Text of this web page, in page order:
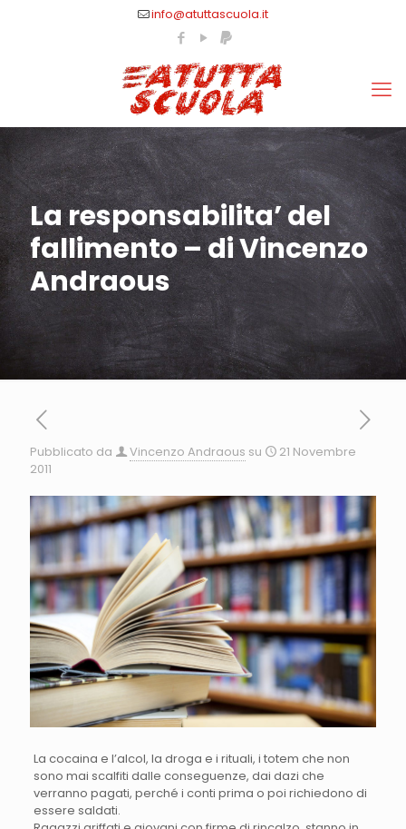
info@atuttascuola.it
La responsabilita’ del
fallimento – di Vincenzo
Andraous
Pubblicato da Vincenzo Andraous su
21 Novembre
2011
La cocaina e l’alcol, la droga e i rituali, i totem che non
sono mai scalfiti dalle conseguenze, dai dazi che
verranno pagati, perché i conti prima o poi richiedono di
essere saldati.